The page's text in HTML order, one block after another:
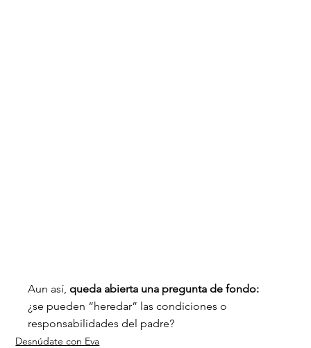
Aun así, queda abierta una pregunta de fondo:
¿se pueden “heredar” las condiciones o
responsabilidades del padre?
Desnúdate con Eva